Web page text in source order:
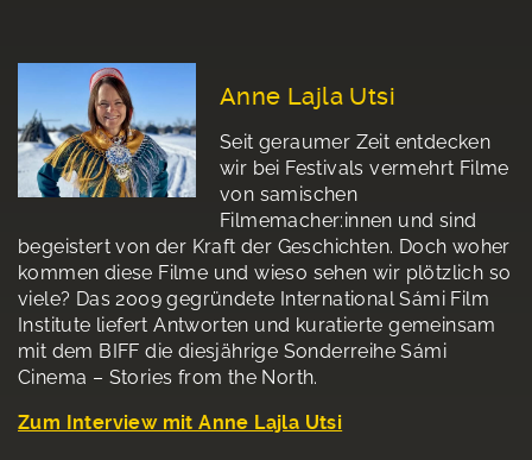
Anne Lajla Utsi
Seit geraumer Zeit entdecken
wir bei Festivals vermehrt Filme
von samischen
Filmemacher:innen und sind
begeistert von der Kraft der Geschichten. Doch woher
kommen diese Filme und wieso sehen wir plötzlich so
viele? Das 2009 gegründete International Sámi Film
Institute liefert Antworten und kuratierte gemeinsam
mit dem BIFF die diesjährige Sonderreihe Sámi
Cinema – Stories from the North.
Zum Interview mit Anne Lajla Utsi